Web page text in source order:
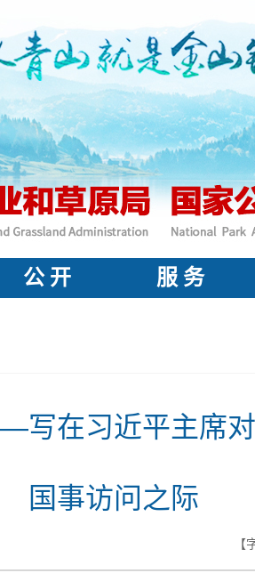
公 开 服 务
在习近平主席
国事访问之际
【